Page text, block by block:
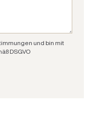
und bin mit
DSGVO